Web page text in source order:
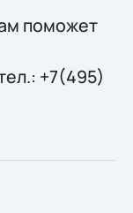
поможет
+7(495)